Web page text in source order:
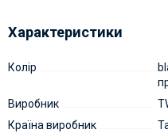
Характеристики
Колір
Виробник
Країна виробник